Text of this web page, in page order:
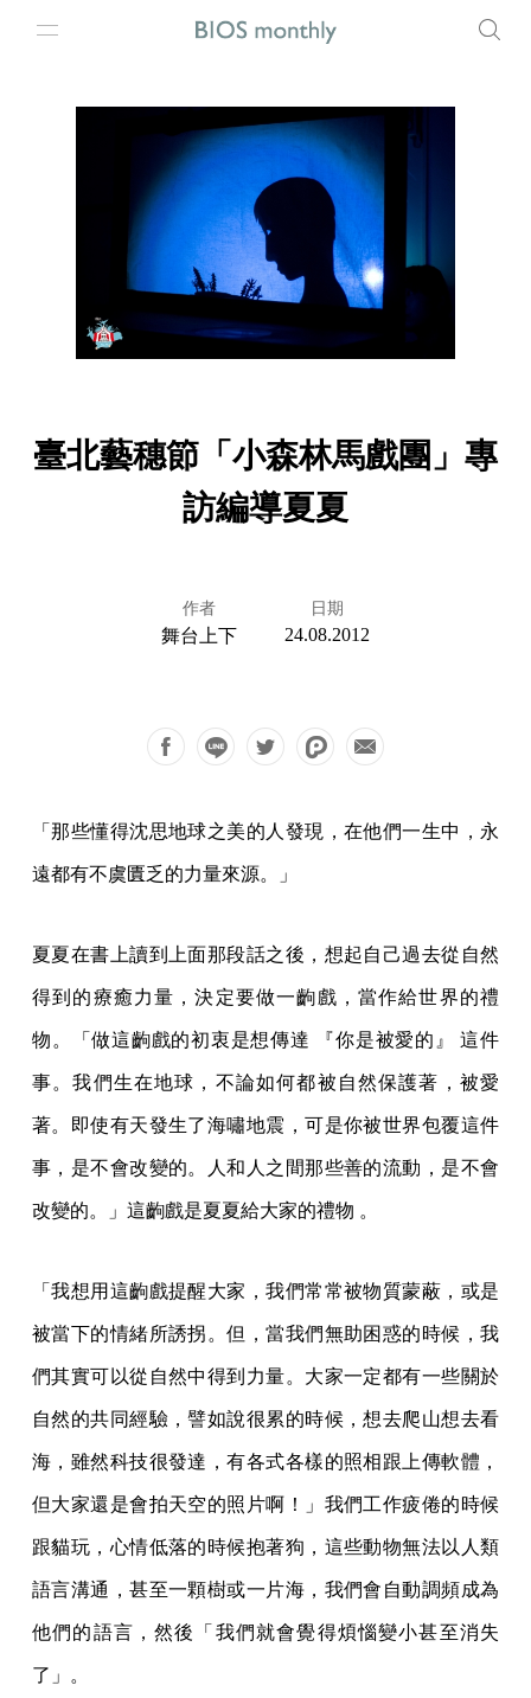
臺北藝穗節「小森林馬戲團」專
訪編導夏夏
作者
舞台上下
日期
24.08.2012
「那些懂得沈思地球之美的人發現，在他們一生中，永
遠都有不虞匱乏的力量來源。」
夏夏在書上讀到上面那段話之後，想起自己過去從自然
得到的療癒力量，決定要做一齣戲，當作給世界的禮
物。「做這齣戲的初衷是想傳達 『你是被愛的』 這件
事。我們生在地球，不論如何都被自然保護著，被愛
著。即使有天發生了海嘯地震，可是你被世界包覆這件
事，是不會改變的。人和人之間那些善的流動，是不會
改變的。」這齣戲是夏夏給大家的禮物 。
「我想用這齣戲提醒大家，我們常常被物質蒙蔽，或是
被當下的情緒所誘拐。但，當我們無助困惑的時候，我
們其實可以從自然中得到力量。大家一定都有一些關於
自然的共同經驗，譬如說很累的時候，想去爬山想去看
海，雖然科技很發達，有各式各樣的照相跟上傳軟體，
但大家還是會拍天空的照片啊！」我們工作疲倦的時候
跟貓玩，心情低落的時候抱著狗，這些動物無法以人類
語言溝通，甚至一顆樹或一片海，我們會自動調頻成為
他們的語言，然後「我們就會覺得煩惱變小甚至消失
了」。